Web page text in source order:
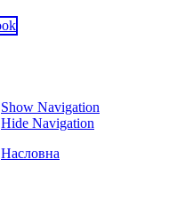
Show Navigation
Hide Navigation
Насловна